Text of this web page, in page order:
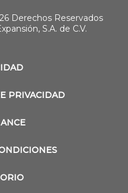
PRIVACIDAD
Derechos Reservados
S.A. de C.V.